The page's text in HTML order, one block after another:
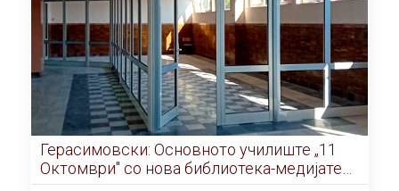
Герасимовски: Основното училиште „11
Октомври" со нова библиотека-медијатека
од септември